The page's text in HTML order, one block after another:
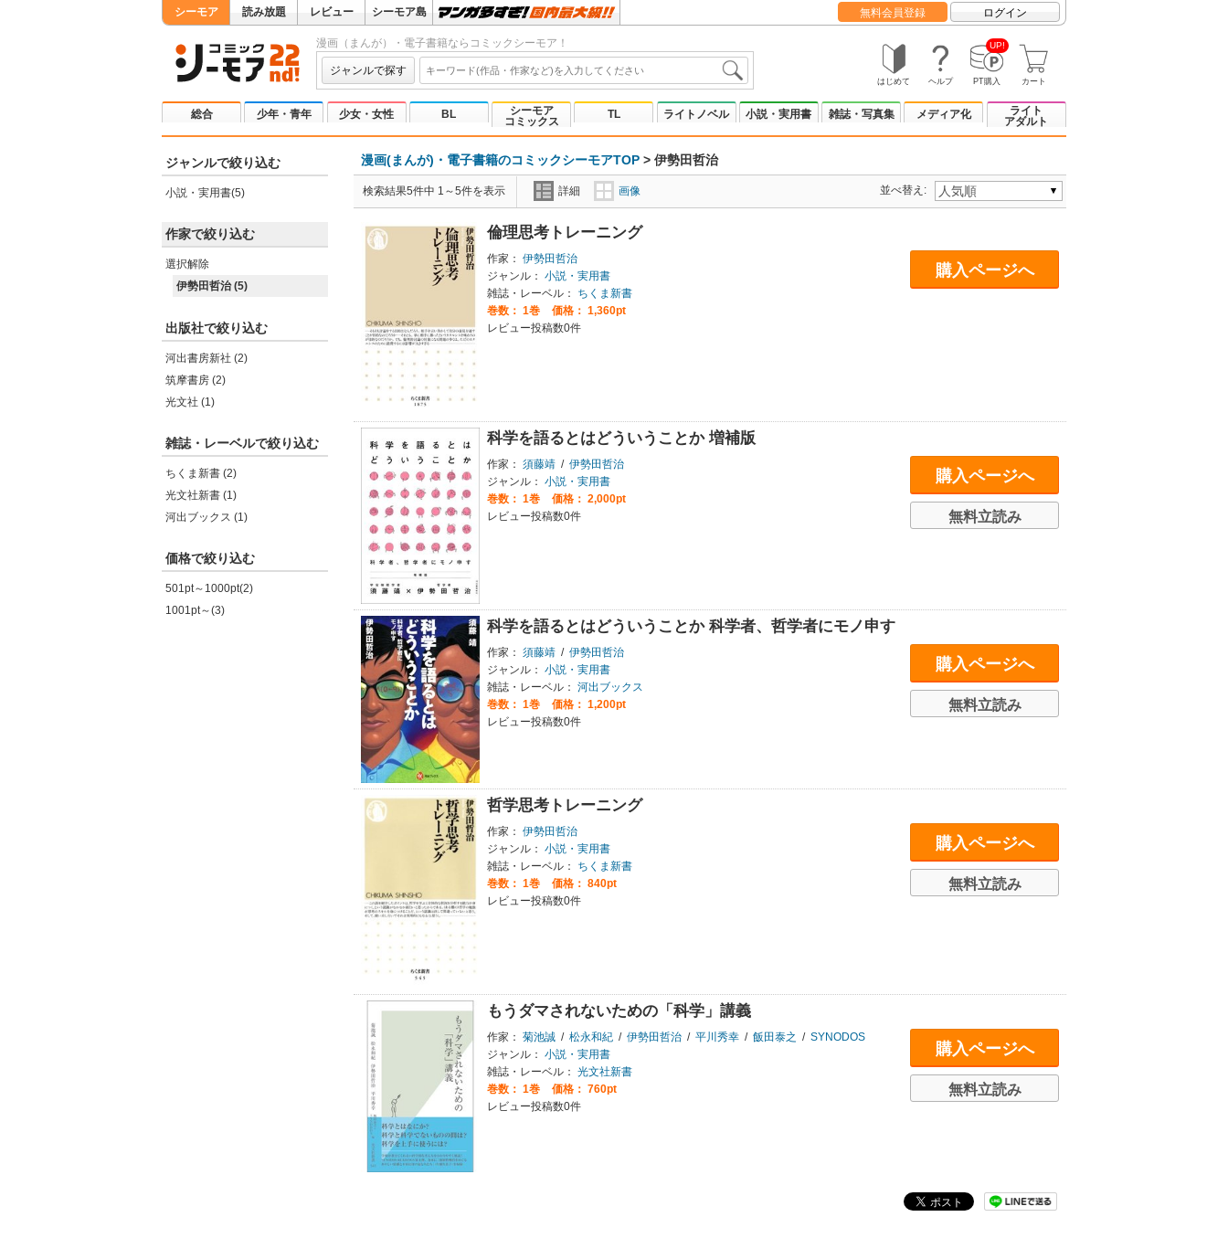
シーモア 読み放題 レビュー シーモア島 無料会員登録 ログイン
漫画（まんが）・電子書籍ならコミックシーモア！
ジャンルで探す
はじめて ヘルプ
UP!
PT購入 カート
総合 少年・青年 少女・女性 BL
シーモア
コミックス
TL ライトノベル 小説・実用書 雑誌・写真集 メディア化
ライト
アダルト
ジャンルで絞り込む
小説・実用書(5)
作家で絞り込む
選択解除
伊勢田哲治 (5)
出版社で絞り込む
河出書房新社 (2)
筑摩書房 (2)
光文社 (1)
雑誌・レーベルで絞り込む
ちくま新書 (2)
光文社新書 (1)
河出ブックス (1)
価格で絞り込む
501pt～1000pt(2)
1001pt～(3)
漫画(まんが)・電子書籍のコミックシーモアTOP > 伊勢田哲治
検索結果5件中 1～5件を表示 詳細 画像 並べ替え:
倫理思考トレーニング
作家： 伊勢田哲治
ジャンル： 小説・実用書
雑誌・レーベル：
ちくま新書
巻数： 1巻
価格： 1,360pt
レビュー投稿数0件
購入ページへ
科学を語るとはどういうことか 増補版
作家： 須藤靖 / 伊勢田哲治
ジャンル： 小説・実用書
巻数： 1巻
価格： 2,000pt
レビュー投稿数0件
購入ページへ
無料立読み
科学を語るとはどういうことか 科学者、哲学者にモノ申す
作家： 須藤靖 / 伊勢田哲治
ジャンル： 小説・実用書
雑誌・レーベル： 河出ブックス
巻数： 1巻
価格： 1,200pt
レビュー投稿数0件
購入ページへ
無料立読み
哲学思考トレーニング
作家： 伊勢田哲治
ジャンル： 小説・実用書
雑誌・レーベル：
ちくま新書
巻数： 1巻
価格： 840pt
レビュー投稿数0件
購入ページへ
無料立読み
もうダマされないための「科学」講義
作家： 菊池誠 / 松永和紀 / 伊勢田哲治 / 平川秀幸 / 飯田泰之 / SYNODOS
ジャンル： 小説・実用書
雑誌・レーベル： 光文社新書
巻数： 1巻
価格： 760pt
レビュー投稿数0件
購入ページへ
無料立読み